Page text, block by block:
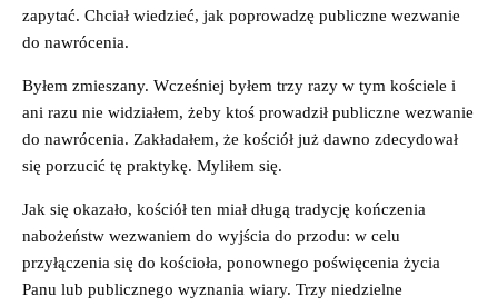
zapytać. Chciał wiedzieć, jak poprowadzę publiczne wezwanie
do nawrócenia.
Byłem zmieszany. Wcześniej byłem trzy razy w tym kościele i
ani razu nie widziałem, żeby ktoś prowadził publiczne wezwanie
do nawrócenia. Zakładałem, że kościół już dawno zdecydował
się porzucić tę praktykę. Myliłem się.
Jak się okazało, kościół ten miał długą tradycję kończenia
nabożeństw wezwaniem do wyjścia do przodu: w celu
przyłączenia się do kościoła, ponownego poświęcenia życia
Panu lub publicznego wyznania wiary. Trzy niedzielne